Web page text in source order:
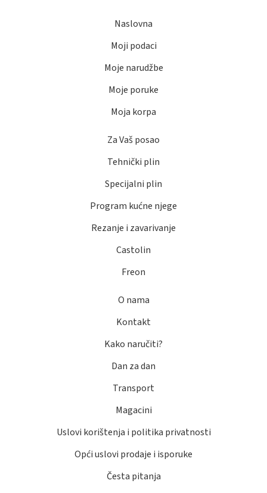
Naslovna
Moji podaci
Moje narudžbe
Moje poruke
Moja korpa
Za Vaš posao
Tehnički plin
Specijalni plin
Program kućne njege
Rezanje i zavarivanje
Castolin
Freon
O nama
Kontakt
Kako naručiti?
Dan za dan
Transport
Magacini
Uslovi korištenja i politika privatnosti
Opći uslovi prodaje i isporuke
Česta pitanja